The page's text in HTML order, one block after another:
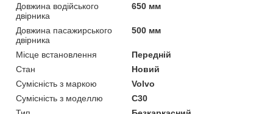
Довжина водійського
двірника
650 мм
Довжина пасажирського
двірника
500 мм
Місце встановлення
Передній
Стан
Новий
Сумісність з маркою
Volvo
Сумісність з моделлю
C30